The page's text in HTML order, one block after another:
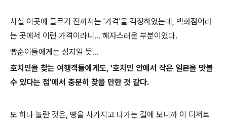
사실 이곳에 들르기 전까지는 '가격'을 걱정하였는데, 백화점이라
는 곳에서 이런 가격이라니... 혜자스러운 부분이었다.
빵순이들에게는 성지일 듯...
호치민을 찾는 여행객들에게도, '호치민 안에서 작은 일본을 맛볼
수 있다는 점'에서 충분히 찾을 만한 것 같다.
또 하나 놀란 것은, 빵을 사가지고 나가는 길에 보니까 이 디저트